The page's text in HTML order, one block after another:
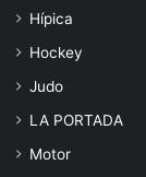
Hípica
Hockey
Judo
LA PORTADA
Motor